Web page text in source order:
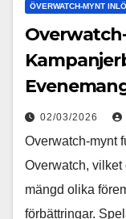
ÖVERWATCH-MYNT
02/03/2026
Overwatch-mynt
Overwatch, vilket
mängd olika
förbättringar.